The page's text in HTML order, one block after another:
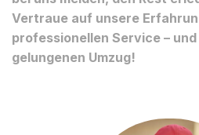
Vertraue auf unsere
professionellen Service –
gelungenen Umzug!